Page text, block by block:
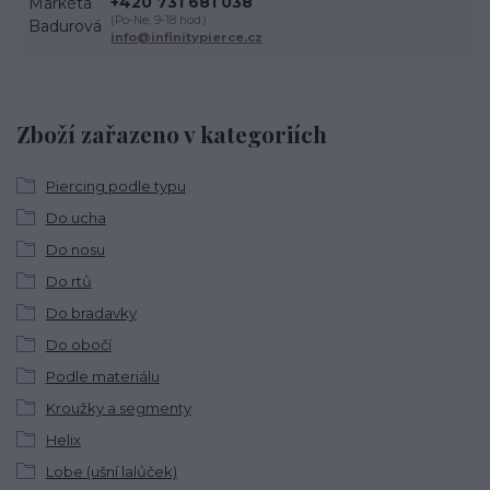
Zboží zařazeno v kategoriích
Piercing podle typu
Do ucha
Do nosu
Do rtů
Do bradavky
Do obočí
Podle materiálu
Kroužky a segmenty
Helix
Lobe (ušní lalůček)
(Po-Ne, 9-18 hod.)
info@infinitypierce.cz